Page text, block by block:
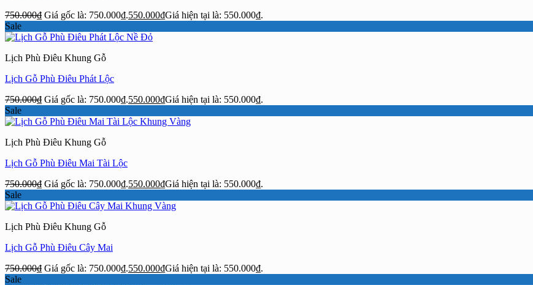
750.000₫ Giá gốc là: 750.000₫.550.000₫Giá hiện tại là: 550.000₫.
Sale
Lịch Phù Điêu Khung Gỗ
Lịch Gỗ Phù Điêu Phát Lộc
750.000₫ Giá gốc là: 750.000₫.550.000₫Giá hiện tại là: 550.000₫.
Sale
Lịch Phù Điêu Khung Gỗ
Lịch Gỗ Phù Điêu Mai Tài Lộc
750.000₫ Giá gốc là: 750.000₫.550.000₫Giá hiện tại là: 550.000₫.
Sale
Lịch Phù Điêu Khung Gỗ
Lịch Gỗ Phù Điêu Cây Mai
750.000₫ Giá gốc là: 750.000₫.550.000₫Giá hiện tại là: 550.000₫.
Sale